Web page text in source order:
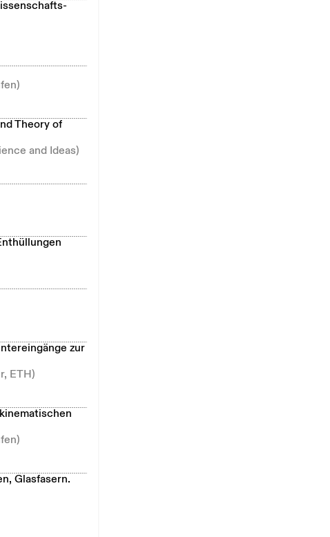
Theory of
and Ideas)
zur
ETH)
Glasfasern.